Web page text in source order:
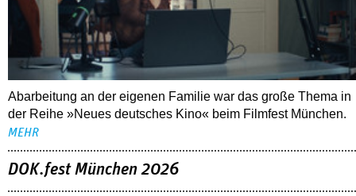
Abarbeitung an der eigenen Familie war das große Thema in
der Reihe »Neues deutsches Kino« beim Filmfest München.
MEHR
DOK.fest München 2026